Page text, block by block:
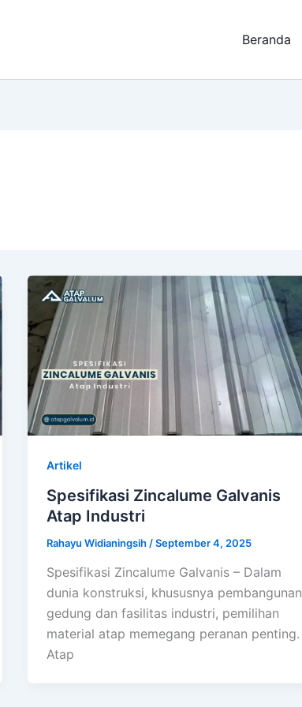
Beranda
Artikel
Spesifikasi Zincalume Galvanis
Atap Industri
Rahayu Widianingsih /September 4, 2025
Spesifikasi Zincalume Galvanis – Dalam
dunia konstruksi, khususnya pembangunan
gedung dan fasilitas industri, pemilihan
material atap memegang peranan penting.
Atap